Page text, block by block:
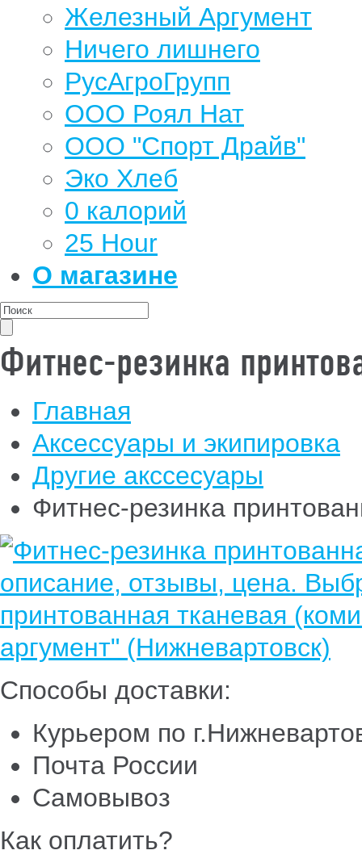
Железный Аргумент
Ничего лишнего
РусАгроГрупп
ООО Роял Нат
ООО "Спорт Драйв"
Эко Хлеб
0 калорий
25 Hour
О магазине
Фитнес-резинка
Главная
Аксессуары и экипировка
Другие акссесуары
Фитнес-резинка
Способы доставки:
Курьером по
Почта России
Самовывоз
Как оплатить?